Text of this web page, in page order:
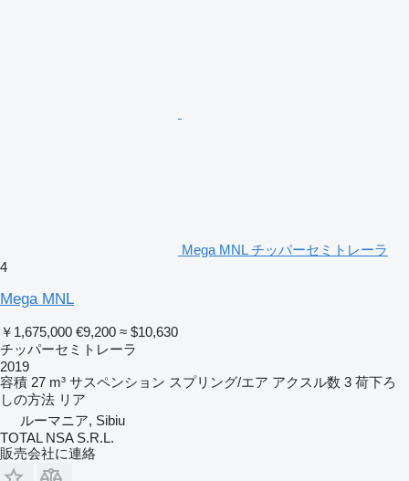
Mega MNL チッパーセミトレーラ
4
Mega MNL
￥1,675,000 €9,200 ≈ $10,630
チッパーセミトレーラ
2019
容積 27 m³ サスペンション スプリング/エア アクスル数 3 荷下ろ
しの方法 リア
ルーマニア, Sibiu
TOTAL NSA S.R.L.
販売会社に連絡